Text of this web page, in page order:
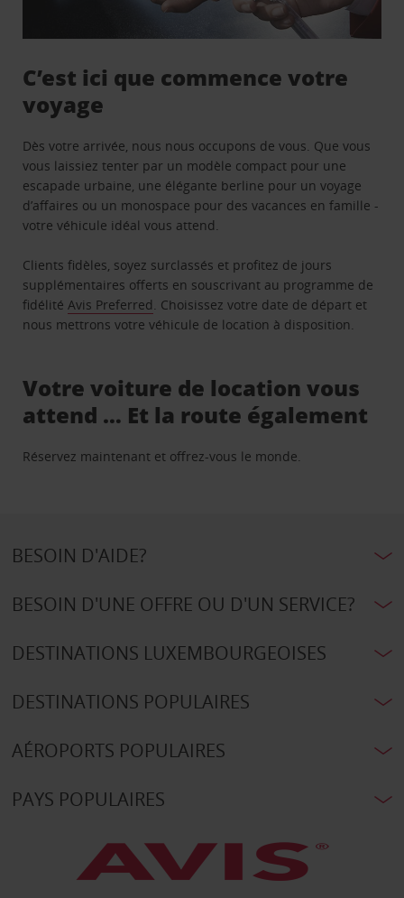
C’est ici que commence votre
voyage
Dès votre arrivée, nous nous occupons de vous. Que vous
vous laissiez tenter par un modèle compact pour une
escapade urbaine, une élégante berline pour un voyage
d’affaires ou un monospace pour des vacances en famille -
votre véhicule idéal vous attend.
Clients fidèles, soyez surclassés et profitez de jours
supplémentaires offerts en souscrivant au programme de
fidélitéAvis Preferred. Choisissez votre date de départ et
nous mettrons votre véhicule de location à disposition.
Votre voiture de location vous
attend … Et la route également
Réservez maintenant et offrez-vous le monde.
BESOIN D'AIDE?
BESOIN D'UNE OFFRE OU D'UN SERVICE?
DESTINATIONS LUXEMBOURGEOISES
DESTINATIONS POPULAIRES
AÉROPORTS POPULAIRES
PAYS POPULAIRES